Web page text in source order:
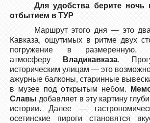
Для удобства берите ночь
отбытием в ТУР
Маршрут этого дня — это
Кавказа, ощутимых в ритме двух
погружение в размеренную,
атмосферу
Владикавказа.
историческим улицам — это
ажурные балконы, старинные
в музее под открытым небом.
Славы добавляет в эту картину
истории. Далее —
осетинские пироги становятся